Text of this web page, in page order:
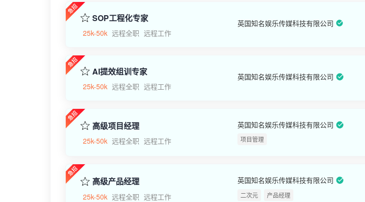
SOP工程化专家
25k-50k 远程全职 远程工作
英国知名娱乐传媒科技有限公司
AI提效组训专家
25k-50k 远程全职 远程工作
英国知名娱乐传媒科技有限公司
高级项目经理
25k-50k 远程全职 远程工作
英国知名娱乐传媒科技有限公司
项目管理
高级产品经理
25k-50k 远程全职 远程工作
英国知名娱乐传媒科技有限公司
二次元 产品经理